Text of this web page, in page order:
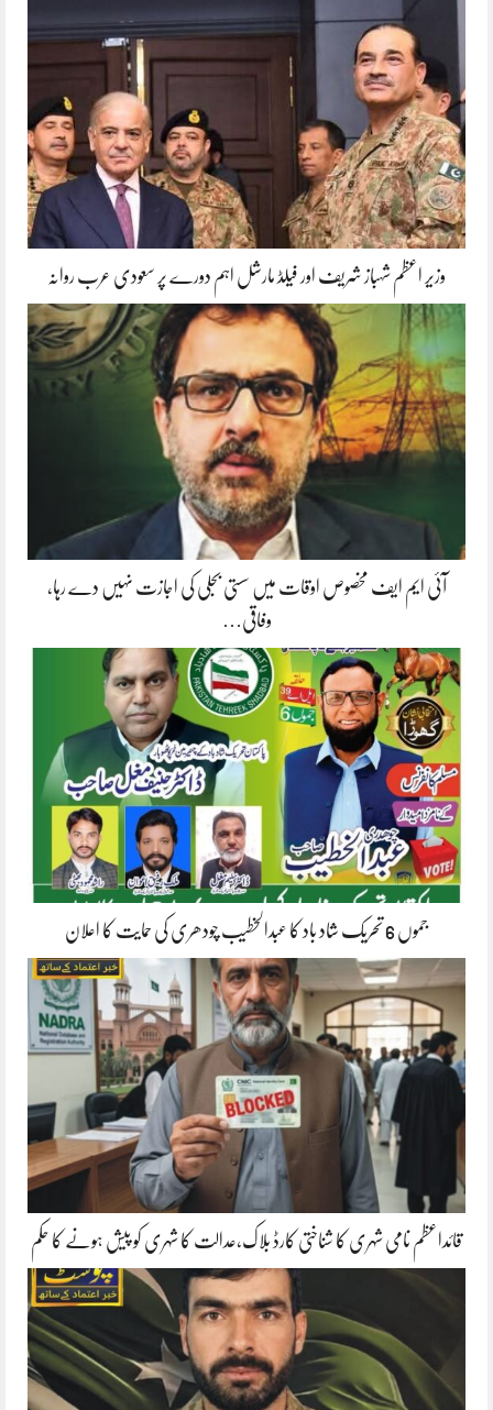
وزیر اعظم شہباز شریف اور فیلڈ مارشل اہم دورے پر سعودی عرب روانہ
آئی ایم ایف مخصوص اوقات میں سستی بجلی کی اجازت نہیں دے رہا،
وفاقی…
جموں 6 تحریک شاد باد کا عبدالخطیب چودھری کی حمایت کا اعلان
قائداعظم نامی شہری کا شناختی کارڈ بلاک،عدالت کا شہری کو پیش ہونے کا حکم